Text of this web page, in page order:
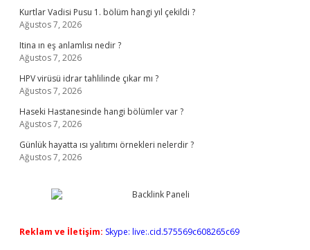
Kurtlar Vadisi Pusu 1. bölüm hangi yıl çekildi ?
Ağustos 7, 2026
Itina ın eş anlamlısı nedir ?
Ağustos 7, 2026
HPV virüsü idrar tahlilinde çıkar mı ?
Ağustos 7, 2026
Haseki Hastanesinde hangi bölümler var ?
Ağustos 7, 2026
Günlük hayatta ısı yalıtımı örnekleri nelerdir ?
Ağustos 7, 2026
Reklam ve İletişim: Skype: live:.cid.575569c608265c69